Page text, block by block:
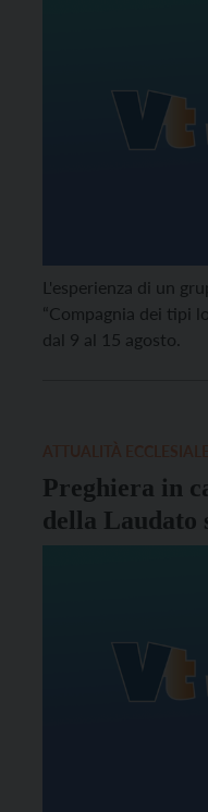
L'esperienza di un
“Compagnia dei tipi
dal 9 al 15 agosto.
Preghiera in
della Laudato